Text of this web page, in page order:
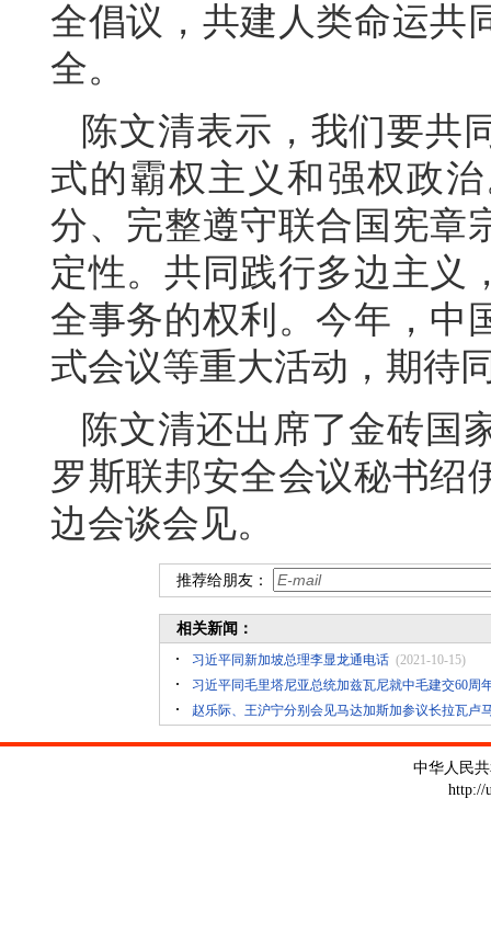
全倡议，共建人类命运共
全。
陈文清表示，我们要共
式的霸权主义和强权政
分、完整遵守联合国宪章
定性。共同践行多边主义
全事务的权利。今年，中
式会议等重大活动，期待
陈文清还出席了金砖国
罗斯联邦安全会议秘书绍
边会谈会见。
推荐给朋友：
相关新闻：
习近平同新加坡总理李显龙通电话 (2021-10-15)
习近平同毛里塔尼亚总统加兹瓦尼就中毛建交60周
赵乐际、王沪宁分别会见马达加斯加参议长拉瓦卢
中华人民
http://